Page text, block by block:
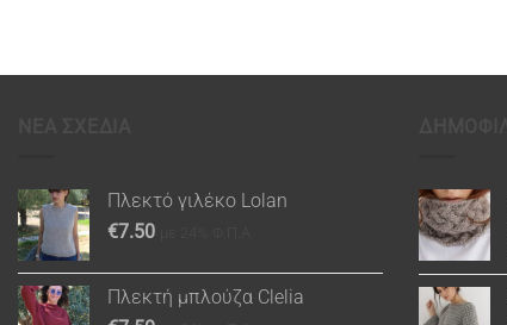
Πλεκτό γιλέκο Lolan
€7.50
Πλεκτή μπλούζα Clelia